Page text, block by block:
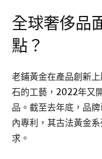
全球奢侈品
點？
老鋪黃金在產品創新
石的工藝，2022年又
品。截至去年底，品
內專利，其古法黃金
求。